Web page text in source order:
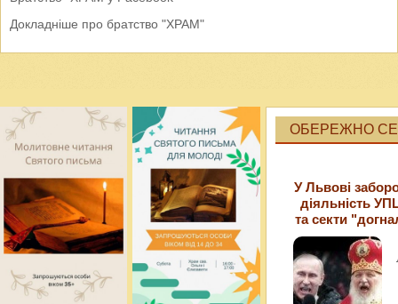
Докладніше про братство "ХРАМ"
ОБЕРЕЖНО
У Львові
діяльність
та секти